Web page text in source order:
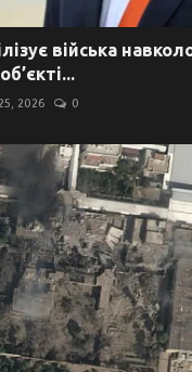
війська
2026 0